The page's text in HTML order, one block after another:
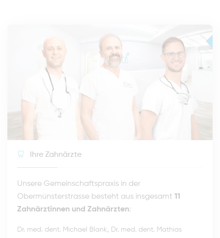
Ihre Zahnärzte
Unsere Gemeinschaftspraxis in der
Obermünsterstrasse besteht aus insgesamt 11
Zahnärztinnen und Zahnärzten:
Dr. med. dent. Michael Blank, Dr. med. dent. Mathias